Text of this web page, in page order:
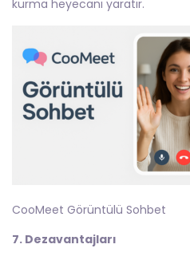
kurma heyecanı yaratır.
CooMeet Görüntülü Sohbet
7. Dezavantajları